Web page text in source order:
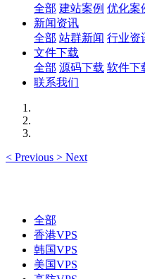
全部 建站案例 优化案
新闻资讯
全部 站群新闻 行业资
文件下载
全部 源码下载 软件下
联系我们
< Previous > Next
全部
香港VPS
韩国VPS
美国VPS